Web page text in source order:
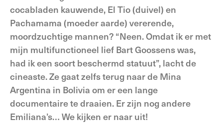
cocabladen kauwende, El Tio (duivel) en
Pachamama (moeder aarde) vererende,
moordzuchtige mannen? “Neen. Omdat ik er met
mijn multifunctioneel lief Bart Goossens was,
had ik een soort beschermd statuut”, lacht de
cineaste. Ze gaat zelfs terug naar de Mina
Argentina in Bolivia om er een lange
documentaire te draaien. Er zijn nog andere
Emiliana’s… We kijken er naar uit!